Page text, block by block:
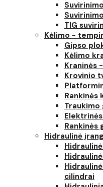
TIG
Kėlimo -
Gipso
Kėlimo
Kraninės
Krovinio
Rankinės
Traukimo
Rankinės
Hidraulinė
cilindrai